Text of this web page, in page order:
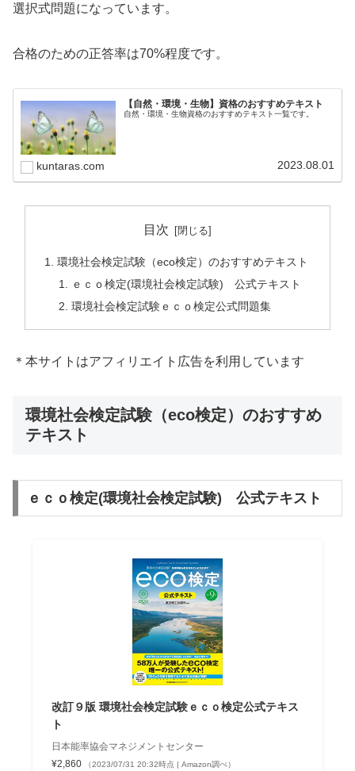
選択式問題になっています。
合格のための正答率は70%程度です。
【自然・環境・生物】資格のおすすめテキスト
自然・環境・生物資格のおすすめテキスト一覧です。
kuntaras.com 2023.08.01
目次
環境社会検定試験（eco検定）のおすすめテキスト
ｅｃｏ検定(環境社会検定試験) 公式テキスト
環境社会検定試験ｅｃｏ検定公式問題集
＊本サイトはアフィリエイト広告を利用しています
環境社会検定試験（eco検定）のおすすめ
テキスト
ｅｃｏ検定(環境社会検定試験) 公式テキスト
改訂９版 環境社会検定試験ｅｃｏ検定公式テキス
ト
日本能率協会マネジメントセンター
¥2,860
（2023/07/31 20:32時点 | Amazon調べ）